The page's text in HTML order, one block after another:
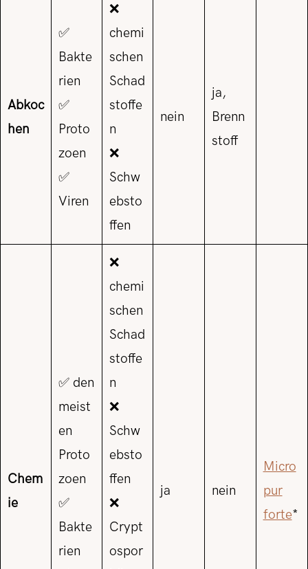
Abkoc
hen
✅
Bakte
rien
✅
Proto
zoen
✅
Viren
❌
chemi
schen
Schad
stoffe
n
❌
Schw
ebsto
ffen
nein
ja,
Brenn
stoff
Chem
ie
✅ den
meist
en
Proto
zoen
✅
Bakte
rien
❌
chemi
schen
Schad
stoffe
n
❌
Schw
ebsto
ffen
❌
Crypt
ospor
ja nein
Micro
pur
forte*